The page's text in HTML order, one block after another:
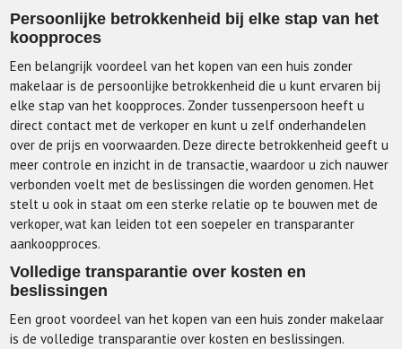
Persoonlijke betrokkenheid bij elke stap van het
koopproces
Een belangrijk voordeel van het kopen van een huis zonder
makelaar is de persoonlijke betrokkenheid die u kunt ervaren bij
elke stap van het koopproces. Zonder tussenpersoon heeft u
direct contact met de verkoper en kunt u zelf onderhandelen
over de prijs en voorwaarden. Deze directe betrokkenheid geeft u
meer controle en inzicht in de transactie, waardoor u zich nauwer
verbonden voelt met de beslissingen die worden genomen. Het
stelt u ook in staat om een sterke relatie op te bouwen met de
verkoper, wat kan leiden tot een soepeler en transparanter
aankoopproces.
Volledige transparantie over kosten en
beslissingen
Een groot voordeel van het kopen van een huis zonder makelaar
is de volledige transparantie over kosten en beslissingen.